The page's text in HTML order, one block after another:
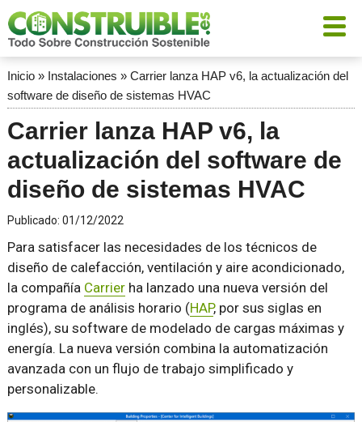
Inicio» Instalaciones » Carrier lanza HAP v6, la actualización del
software de diseño de sistemas HVAC
Carrier lanza HAP v6, la
actualización del software de
diseño de sistemas HVAC
Publicado: 01/12/2022
Para satisfacer las necesidades de los técnicos de
diseño de calefacción, ventilación y aire acondicionado,
la compañía Carrierha lanzado una nueva versión del
programa de análisis horario (HAP, por sus siglas en
inglés), su software de modelado de cargas máximas y
energía. La nueva versión combina la automatización
avanzada con un flujo de trabajo simplificado y
personalizable.